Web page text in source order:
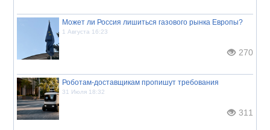
Может ли Россия лишиться газового рынка Европы?
1 Августа 16:23
270
Роботам-доставщикам пропишут требования
31 Июля 18:32
311